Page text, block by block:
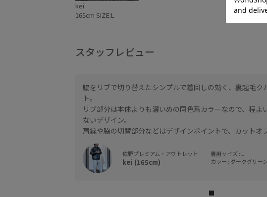
kei
165cm SIZE:L
スタッフレビュー
脇をリブで切り替えたシンプルで着回しの効く、裏起毛ク
ト。
リブ部分は本体よりも濃いめの同色系カラーなので、程よ
ないデザイン。
肩線や脇の切替部分などはデザインポイントで、カットオ
佐野プレミアム・アウトレット
kei (165cm)
着用サイズ : L
カラー : ダークグリー